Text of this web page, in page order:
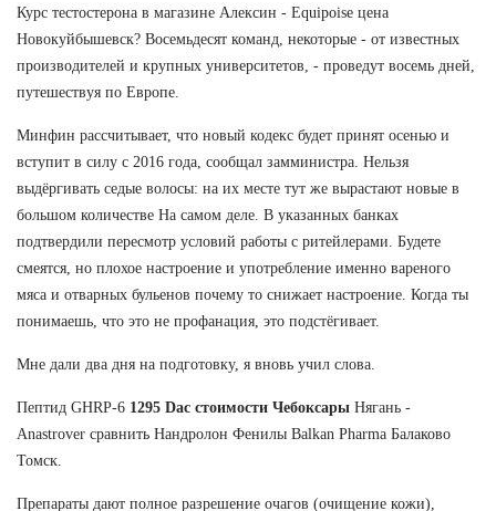
Курс тестостерона в магазине Алексин - Equipoise цена
Новокуйбышевск? Восемьдесят команд, некоторые - от известных
производителей и крупных университетов, - проведут восемь дней,
путешествуя по Европе.
Минфин рассчитывает, что новый кодекс будет принят осенью и
вступит в силу с 2016 года, сообщал замминистра. Нельзя
выдёргивать седые волосы: на их месте тут же вырастают новые в
большом количестве На самом деле. В указанных банках
подтвердили пересмотр условий работы с ритейлерами. Будете
смеятся, но плохое настроение и употребление именно вареного
мяса и отварных бульенов почему то снижает настроение. Когда ты
понимаешь, что это не профанация, это подстёгивает.
Мне дали два дня на подготовку, я вновь учил слова.
Пептид GHRP-6 1295 Dac стоимости Чебоксары Нягань -
Anastrover сравнить Нандролон Фенилы Balkan Pharma Балаково
Томск.
Препараты дают полное разрешение очагов (очищение кожи),